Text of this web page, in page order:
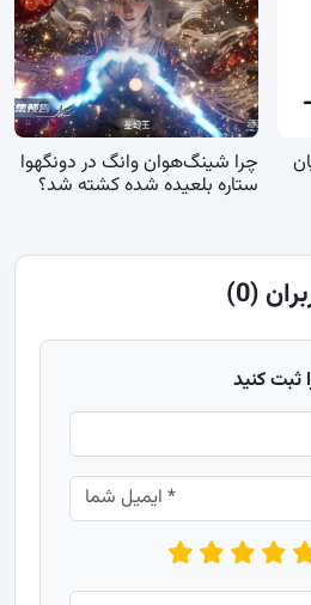
چرا شینگ‌هوان وانگ در دونگهوا
ستاره بلعیده شده کشته شد؟
(0)
ثبت کنید